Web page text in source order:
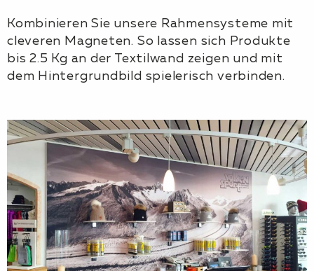
Kombinieren Sie unsere Rahmensysteme mit
cleveren Magneten. So lassen sich Produkte
bis 2.5 Kg an der Textilwand zeigen und mit
dem Hintergrundbild spielerisch verbinden.